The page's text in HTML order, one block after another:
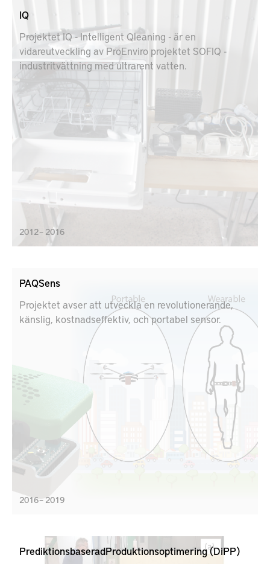
IQ
Projektet IQ - Intelligent Qleaning - är en
vidareutveckling av ProEnviro projektet SOFIQ -
industritvättning med ultrarent vatten.
2012 – 2016
PAQSens
Projektet avser att utveckla en revolutionerande,
känslig, kostnadseffektiv, och portabel sensor.
2016 – 2019
PrediktionsbaseradProduktionsoptimering (DiPP)